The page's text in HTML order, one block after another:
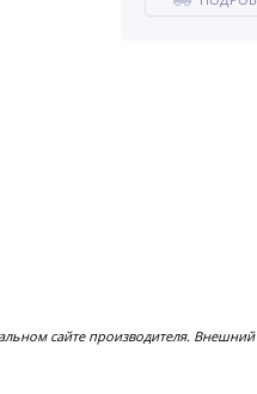
сайте производителя. Внешний